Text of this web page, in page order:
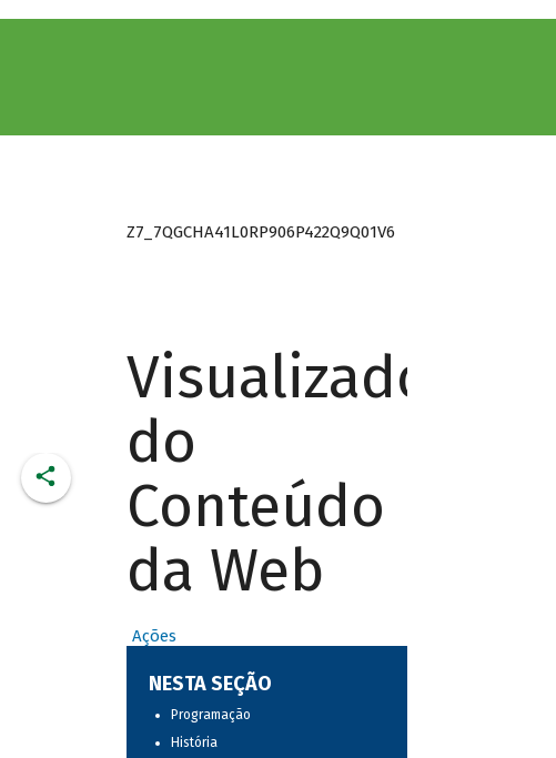
Z7_7QGCHA41L0RP906P422Q9Q01V6
Visualizador
do
Conteúdo
da Web
Ações
NESTA SEÇÃO
Programação
História